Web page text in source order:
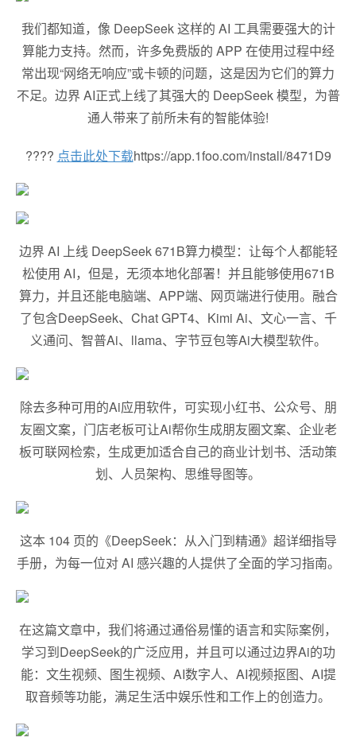
我们都知道，像 DeepSeek 这样的 AI 工具需要强大的计
算能力支持。然而，许多免费版的 APP 在使用过程中经
常出现“网络无响应”或卡顿的问题，这是因为它们的算力
不足。边界 AI正式上线了其强大的 DeepSeek 模型，为普
通人带来了前所未有的智能体验!
???? 点击此处下载https://app.1foo.com/install/8471D9
边界 AI 上线 DeepSeek 671B算力模型：让每个人都能轻
松使用 AI，但是，无须本地化部署！并且能够使用671B
算力，并且还能电脑端、APP端、网页端进行使用。融合
了包含DeepSeek、Chat GPT4、Kimi Ai、文心一言、千
义通问、智普Ai、llama、字节豆包等Ai大模型软件。
除去多种可用的Ai应用软件，可实现小红书、公众号、朋
友圈文案，门店老板可让Ai帮你生成朋友圈文案、企业老
板可联网检索，生成更加适合自己的商业计划书、活动策
划、人员架构、思维导图等。
这本 104 页的《DeepSeek：从入门到精通》超详细指导
手册，为每一位对 AI 感兴趣的人提供了全面的学习指南。
在这篇文章中，我们将通过通俗易懂的语言和实际案例，
学习到DeepSeek的广泛应用，并且可以通过边界Ai的功
能：文生视频、图生视频、AI数字人、AI视频抠图、AI提
取音频等功能，满足生活中娱乐性和工作上的创造力。